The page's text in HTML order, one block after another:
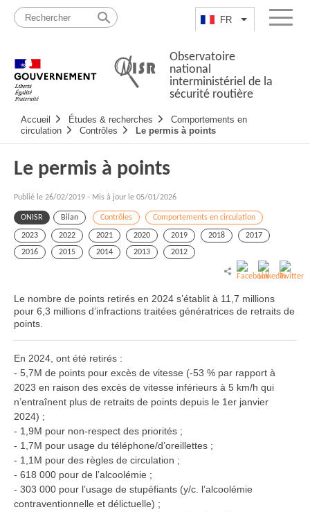
Passer
contenu
FR Lister lesMenu
Observatoire
national
interministériel de la
sécurité routière
principale
Accueil Études & recherches
Comportements en
circulation
Contrôles Le permis à points
Le permis à points
Publié le 26/02/2019 - Mis à jour le 05/01/2026
ONISR Bilan Contrôles Comportements en circulation
2023 2022 2021 2020 2019 2018
2017
2016
2015 2014 2013 2012
Le nombre de points retirés en 2024 s’établit à 11,7 millions
pour 6,3 millions d’infractions traitées génératrices de retraits de
points.
En 2024, ont été retirés :
- 5,7M de points pour excès de vitesse (-53 % par rapport à
2023 en raison des excès de vitesse inférieurs à 5 km/h qui
n’entraînent plus de retraits de points depuis le 1er janvier
2024) ;
- 1,9M pour non-respect des priorités ;
- 1,7M pour usage du téléphone/d’oreillettes ;
- 1,1M pour des règles de circulation ;
- 618 000 pour de l’alcoolémie ;
- 303 000 pour l’usage de stupéfiants (y/c. l’alcoolémie
contraventionnelle et délictuelle) ;